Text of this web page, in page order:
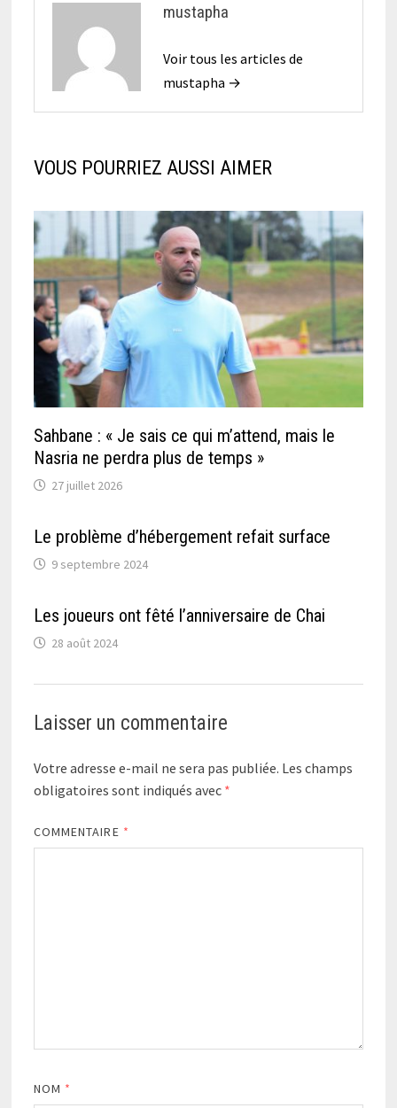
mustapha
Voir tous les articles de
mustapha →
VOUS POURRIEZ AUSSI AIMER
Sahbane : « Je sais ce qui m’attend, mais le
Nasria ne perdra plus de temps »
27 juillet 2026
Le problème d’hébergement refait surface
9 septembre 2024
Les joueurs ont fêté l’anniversaire de Chai
28 août 2024
Laisser un commentaire
Votre adresse e-mail ne sera pas publiée. Les champs
obligatoires sont indiqués avec *
COMMENTAIRE *
NOM *